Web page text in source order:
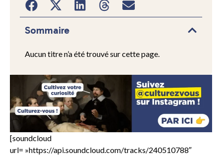
[soundcloud
url= »https://api.soundcloud.com/tracks/240510788″
Sommaire
Aucun titre n’a été trouvé sur cette page.